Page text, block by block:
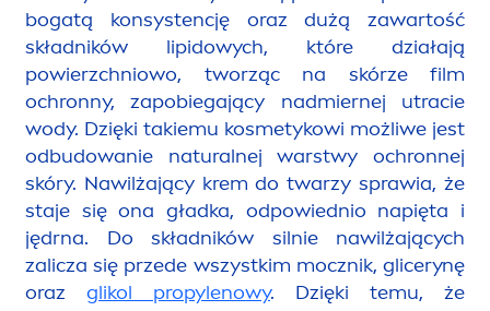
Największym problemem w przypadku cery
suchej są przede wszystkim ubytki w obrębie
naturalnej warstwylipidowej, znajdującej się na
jej powierzchni. Warstwa ta tworzy się dzięki
pracy gruczołów łojowych, wydzielających
sebum. Cera sucha charakteryzuje się jednak
tym, że wydzielanie sebum jest zaburzone, a w
konsekwencji skóra znacznie szybciej się
odwadnia, prowadząc jednocześnie do
nadmiernego łuszczenia.